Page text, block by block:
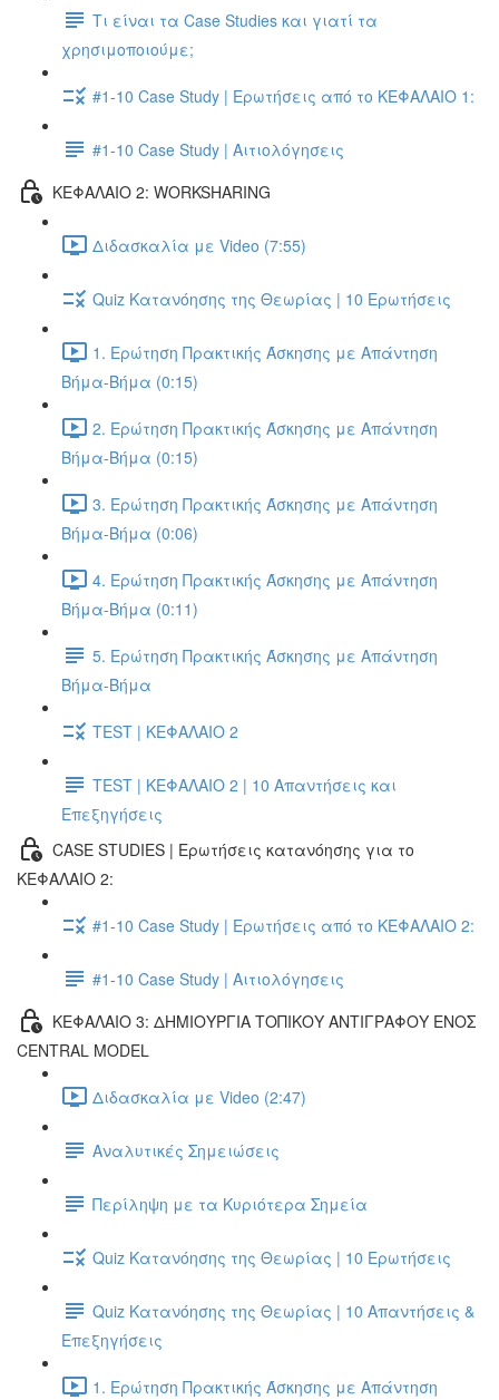
Τι είναι τα Case Studies και γιατί τα
χρησιμοποιούμε;
#1-10 Case Study | Ερωτήσεις από το ΚΕΦΑΛΑΙΟ 1:
#1-10 Case Study | Αιτιολόγησεις
ΚΕΦΑΛΑΙΟ 2: WORKSHARING
Διδασκαλία με Video (7:55)
Quiz Κατανόησης της Θεωρίας | 10 Ερωτήσεις
1. Ερώτηση Πρακτικής Άσκησης με Απάντηση
Βήμα-Βήμα (0:15)
2. Ερώτηση Πρακτικής Άσκησης με Απάντηση
Βήμα-Βήμα (0:15)
3. Ερώτηση Πρακτικής Άσκησης με Απάντηση
Βήμα-Βήμα (0:06)
4. Ερώτηση Πρακτικής Άσκησης με Απάντηση
Βήμα-Βήμα (0:11)
5. Ερώτηση Πρακτικής Άσκησης με Απάντηση
Βήμα-Βήμα
TEST | ΚΕΦΑΛΑΙΟ 2
TEST | ΚΕΦΑΛΑΙΟ 2 | 10 Απαντήσεις και
Επεξηγήσεις
CASE STUDIES | Ερωτήσεις κατανόησης για το
ΚΕΦΑΛΑΙΟ 2:
#1-10 Case Study | Ερωτήσεις από το ΚΕΦΑΛΑΙΟ 2:
#1-10 Case Study | Αιτιολόγησεις
ΚΕΦΑΛΑΙΟ 3: ΔΗΜΙΟΥΡΓΙΑ ΤΟΠΙΚΟΥ ΑΝΤΙΓΡΑΦΟΥ ΕΝΟΣ
CENTRAL MODEL
Διδασκαλία με Video (2:47)
Αναλυτικές Σημειώσεις
Περίληψη με τα Κυριότερα Σημεία
Quiz Κατανόησης της Θεωρίας | 10 Ερωτήσεις
Quiz Κατανόησης της Θεωρίας | 10 Απαντήσεις &
Επεξηγήσεις
1. Ερώτηση Πρακτικής Άσκησης με Απάντηση